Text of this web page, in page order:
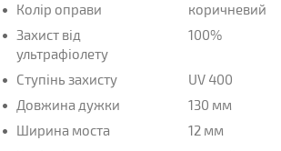
Колір оправи
коричневий
Захист від
ультрафіолету
100%
Ступінь захисту
UV 400
Довжина дужки
130 мм
Ширина моста
12 мм